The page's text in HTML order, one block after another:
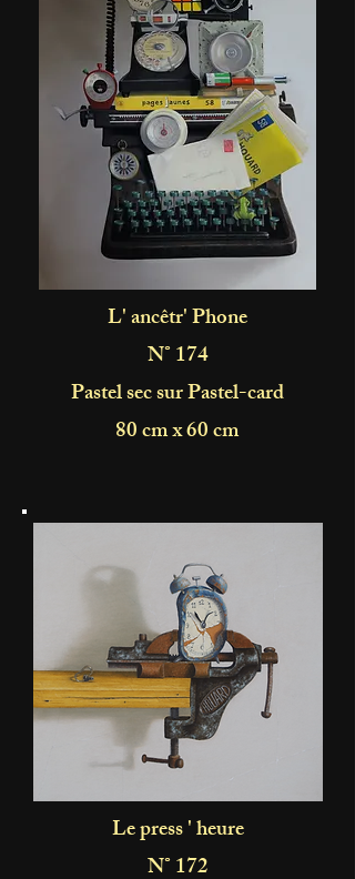
L' ancêtr'Phone
N° 174
Pastel sec sur Pastel-card
80 cm x 60 cm
Le press ' heure
N° 172